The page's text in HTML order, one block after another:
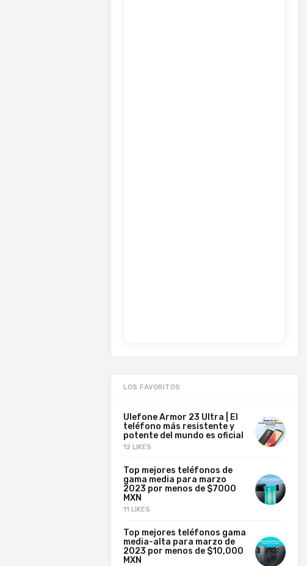
LOS FAVORITOS
Ulefone Armor 23 Ultra | El
teléfono más resistente y
potente del mundo es oficial
12 LIKES
Top mejores teléfonos de
gama media para marzo
2023 por menos de $7000
MXN
11 LIKES
Top mejores teléfonos gama
media-alta para marzo de
2023 por menos de $10,000
MXN